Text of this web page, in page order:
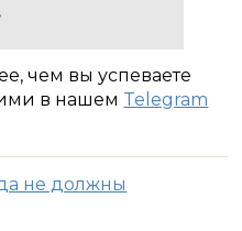
чем вы успеваете
в нашем Telegram
не должны